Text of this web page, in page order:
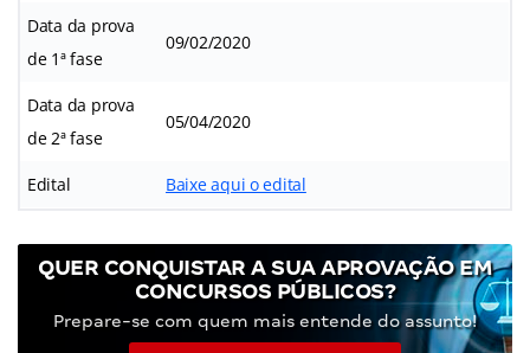
Data da prova
de 1ª fase
09/02/2020
Data da prova
de 2ª fase
05/04/2020
Edital Baixe aqui o edital
QUER CONQUISTAR A SUA APROVAÇÃO EM
CONCURSOS PÚBLICOS?
Prepare-se com quem mais entende do assunto!